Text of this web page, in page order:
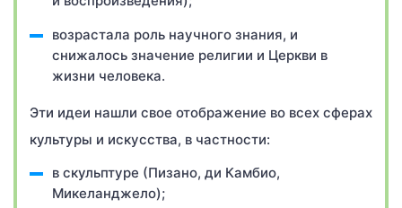
возрастала роль научного знания, и
снижалось значение религии и Церкви в
жизни человека.
Эти идеи нашли свое отображение во всех сферах
культуры и искусства, в частности:
в скульптуре (Пизано, ди Камбио,
Микеланджело);